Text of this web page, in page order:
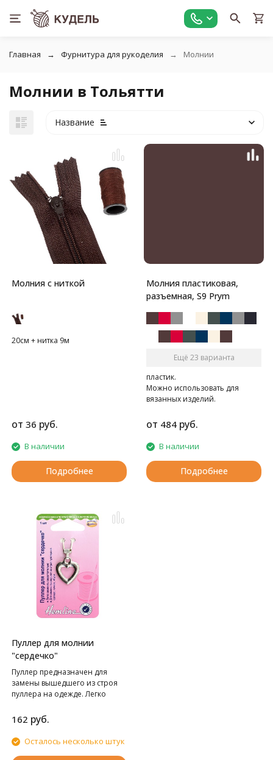
Главная Фурнитура для рукоделия Молнии
Молнии в Тольятти
Название
Молния c ниткой
20см + нитка 9м
от 36 руб.
В наличии
Подробнее
Молния пластиковая,
разъемная, S9 Prym
Ещё 23 варианта
пластик.
Можно использовать для
вязанных изделий.
от 484 руб.
В наличии
Подробнее
Пуллер для молнии
"сердечко"
Пуллер предназначен для
замены вышедшего из строя
пуллера на одежде. Легко
пуллер открывается.
162 руб.
Осталось несколько штук